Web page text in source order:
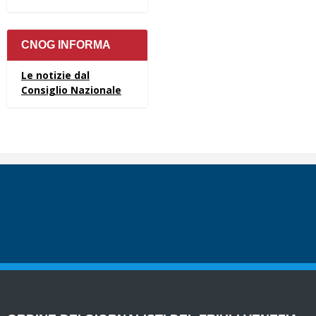
CNOG INFORMA
Le notizie dal
Consiglio Nazionale